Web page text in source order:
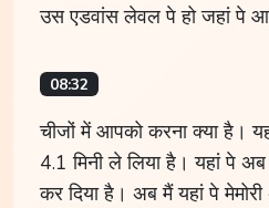
उस एडवांस लेवल पे हो जहां पे
08:32
चीजों में आपको करना क्या है।
4.1 मिनी ले लिया है। यहां पे
कर दिया है। अब मैं यहां पे